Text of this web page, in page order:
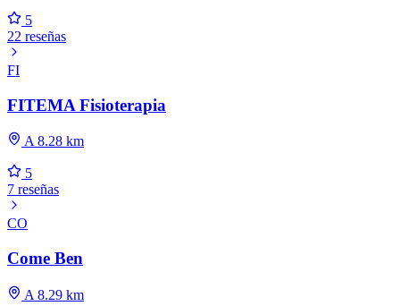
5
22 reseñas
FI
FITEMA Fisioterapia
A 8.28 km
5
7 reseñas
CO
Come Ben
A 8.29 km